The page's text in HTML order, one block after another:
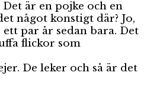
är en pojke och en
något konstigt där? Jo,
par år sedan bara. Det
flickor som
De leker och så är det